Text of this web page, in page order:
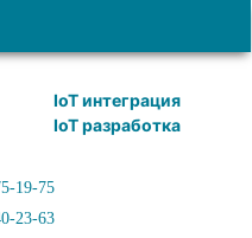
IoT интеграция
IoT разработка
19-75
23-63